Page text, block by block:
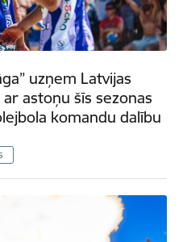
uzņem Latvijas
astoņu šīs sezonas
komandu dalību